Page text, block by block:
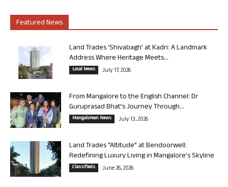
Featured News
Land Trades ‘Shivabagh’ at Kadri: A Landmark
Address Where Heritage Meets...
Local News July 17, 2026
From Mangalore to the English Channel: Dr
Guruprasad Bhat’s Journey Through...
Mangalorean News July 13, 2026
Land Trades “Altitude” at Bendoorwell:
Redefining Luxury Living in Mangalore’s Skyline
Classifieds June 26, 2026